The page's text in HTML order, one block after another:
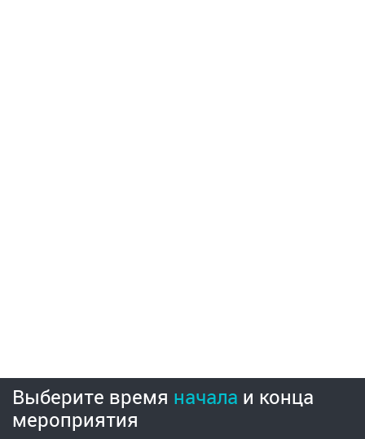
Выберите время начала и конца
мероприятия